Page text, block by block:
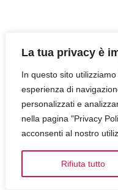
La tua privacy è
In questo sito
esperienza di
personalizzati e
nella pagina "Privacy
acconsenti al nostro
Rifiuta tutto